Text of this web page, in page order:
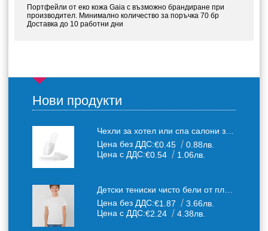
Портфейли от еко кожа Gaia с възможно брандиране при
производител. Минимално количество за поръчка 70 бр
Доставка до 10 работни дни
Нови продукти
Цена без ДДС:€0.45
0.88лв.
Цена с ДДС:€0.54 1.06лв.
Цена без ДДС:€1.87
3.66лв.
Цена с ДДС:€2.24 4.38лв.